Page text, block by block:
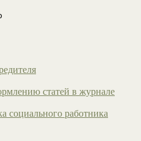
статей в журнале
социального работника